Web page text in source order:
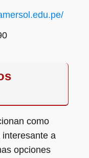
como
a
opciones